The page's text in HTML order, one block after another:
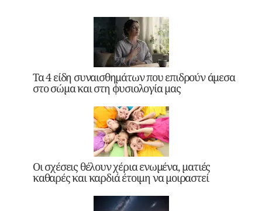
Τα 4 είδη συναισθημάτων που επιδρούν άμεσα
στο σώμα και στη φυσιολογία μας
Οι σχέσεις θέλουν χέρια ενωμένα, ματιές
καθαρές και καρδιά έτοιμη να μοιραστεί